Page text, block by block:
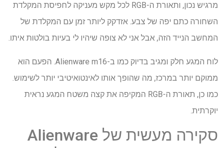
מרגיש נכון, ותאורת ה-RGB לכל מקש מעניקה לחפיסת המקלדת
השחורה כתם יפה של צבע. אזדקק ליותר זמן עם המקלדת של
המחשב הנייד הזה, אבל אני לא צופה שיהיו לי בעיות בולטות איתו.
לוח המגע חלק ומגיב בדיוק כמו ב-Alienware m16. הפעם הוא
ממוקם יותר במרכז, מה שהופך אותו לאינטואיטיבי יותר לשימוש.
כמו כן, תאורת ה-RGB המקיפה את קצה משטח המגע נראית
יוקרתית.
סקירה מעשית של Alienware